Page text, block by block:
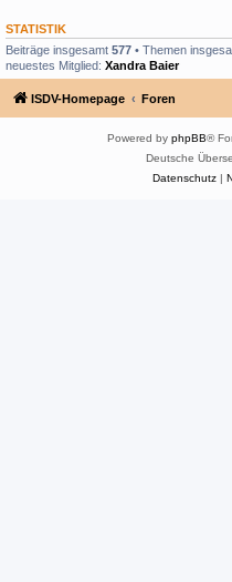
STATISTIK
Beiträge insgesamt 577 • Themen
neuestes Mitglied: Xandra Baier
ISDV-Homepage Foren
Powered by phpBB®
Deutsche
Datenschutz|